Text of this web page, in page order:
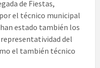
de Fiestas,
el técnico municipal
estado también los
del
el también técnico